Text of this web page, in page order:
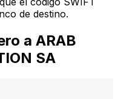
de destino.
a ARAB
SA